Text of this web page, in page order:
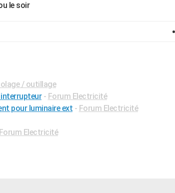
le soir
/ outillage
- Forum Electricité
pour luminaire ext - Forum Electricité
Forum Electricité